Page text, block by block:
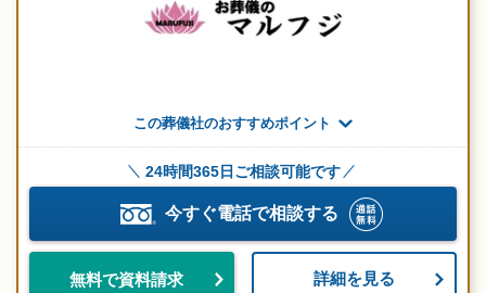
この葬儀社のおすすめポイント
24時間365日ご相談可能です
今すぐ電話で相談する
無料で資料請求 詳細を見る